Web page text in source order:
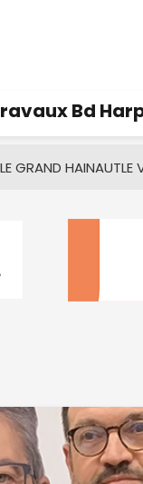
Bd
LE GRAND HAINAUTLE